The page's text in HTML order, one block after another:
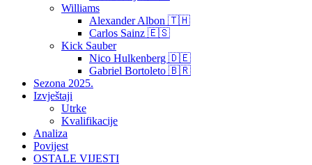
Williams
Alexander Albon 🇹🇭
Carlos Sainz 🇪🇸
Kick Sauber
Nico Hulkenberg 🇩🇪
Gabriel Bortoleto 🇧🇷
Sezona 2025.
Izvještaji
Utrke
Kvalifikacije
Analiza
Povijest
OSTALE VIJESTI